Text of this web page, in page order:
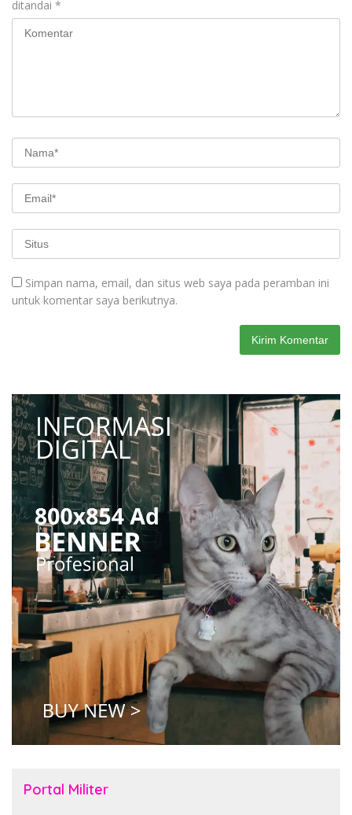
ditandai *
Simpan nama, email, dan situs web saya pada peramban ini
untuk komentar saya berikutnya.
Portal Militer